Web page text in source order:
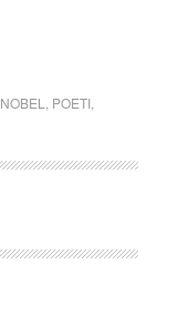
NOBEL POETI,